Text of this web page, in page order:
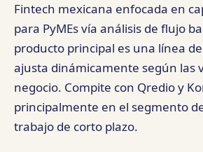
Fintech mexicana enfocada en
para PyMEs vía análisis de flujo
producto principal es una línea
ajusta dinámicamente según las
negocio. Compite con Qredio y
principalmente en el segmento
trabajo de corto plazo.